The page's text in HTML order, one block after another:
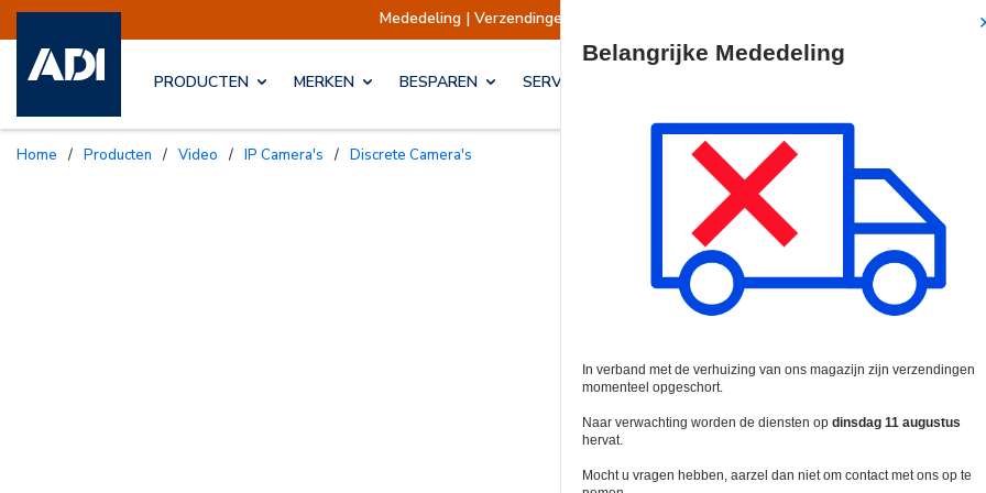
Mededeling | Verzendingen opgeschort Verzendingen worden op
PRODUCTEN MERKEN BESPAREN SERVICES & OPLOSSINGEN
Home / Producten / Video / IP Camera's / Discrete Camera's